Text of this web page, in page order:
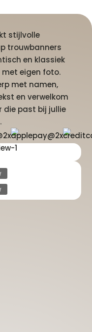
stijlvolle
trouwbanners
en klassiek
met eigen foto.
met namen,
en verwelkom
die past bij jullie